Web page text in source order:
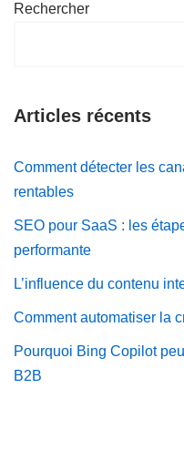
Rechercher
Articles récents
Comment détecter les
rentables
SEO pour SaaS : les
performante
L’influence du contenu
Comment automatiser la
Pourquoi Bing Copilot
B2B